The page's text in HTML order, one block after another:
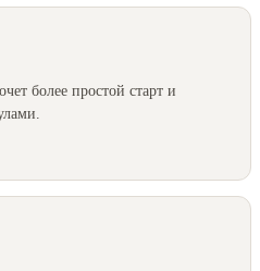
более простой старт и